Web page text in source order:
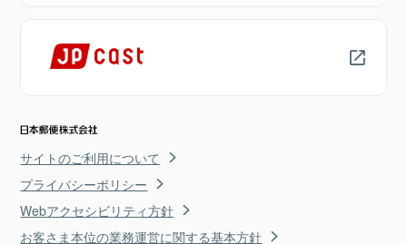
サイトのご利用について
プライバシーポリシー
Webアクセシビリティ方針
お客さま本位の業務運営に関する基本方針